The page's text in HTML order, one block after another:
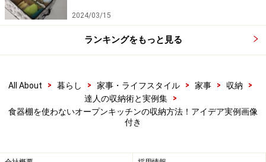
無印良品のお揃いの仕切りケースを2～3段重ねると収納量が
棚板が足りない分は、突っ張り棒を投入して収納を一段増
設。ご主人専用棚に、お酒と酒器、調味料を収納（下）
戸棚には100均ショップのプラカゴを使って、入れ物ご
2024/03/15
ランキングをもっと見る
All About > 暮らし > 家事・ライフスタイル > 家事 > 収納
>
達人の収納術と実例集
>
食器棚を使わないオープンキッチンの収納方法！アイデア実例画像
付き